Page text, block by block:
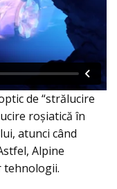
de “strălucire
roșiatică în
atunci când
Alpine
tehnologii.